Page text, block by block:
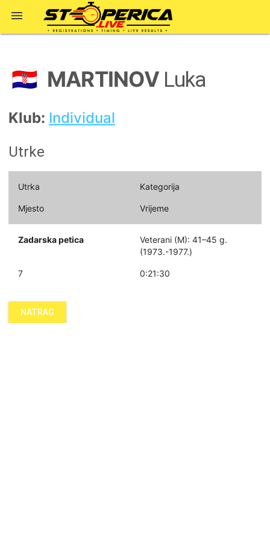

🇭🇷 MARTINOV Luka
Klub: Individual
Utrke
Utrka Kategorija
Mjesto Vrijeme
Zadarska petica
Veterani (M): 41–45 g.
(1973.-1977.)
7 0:21:30
NATRAG